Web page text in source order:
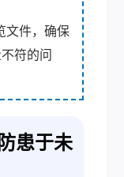
文件，确保
符的问
患于未